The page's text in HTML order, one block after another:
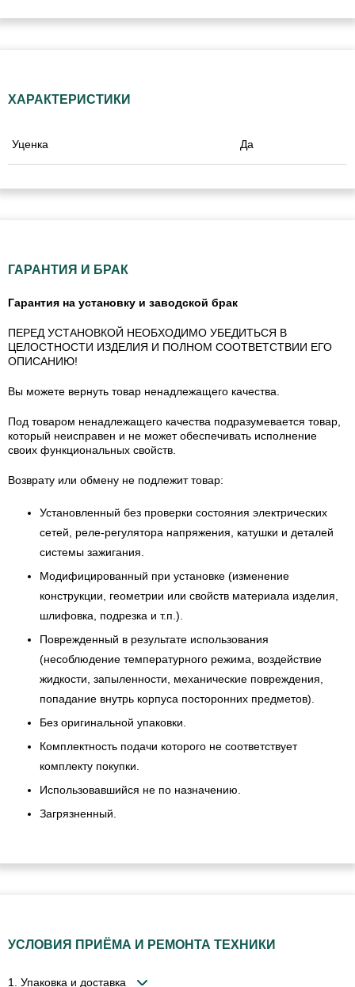
ХАРАКТЕРИСТИКИ
Уценка Да
ГАРАНТИЯ И БРАК
Гарантия на установку и заводской брак
ПЕРЕД УСТАНОВКОЙ НЕОБХОДИМО УБЕДИТЬСЯ В
ЦЕЛОСТНОСТИ ИЗДЕЛИЯ И ПОЛНОМ СООТВЕТСТВИИ ЕГО
ОПИСАНИЮ!
Вы можете вернуть товар ненадлежащего качества.
Под товаром ненадлежащего качества подразумевается товар,
который неисправен и не может обеспечивать исполнение
своих функциональных свойств.
Возврату или обмену не подлежит товар:
Установленный без проверки состояния электрических
сетей, реле-регулятора напряжения, катушки и деталей
системы зажигания.
Модифицированный при установке (изменение
конструкции, геометрии или свойств материала изделия,
шлифовка, подрезка и т.п.).
Поврежденный в результате использования
(несоблюдение температурного режима, воздействие
жидкости, запыленности, механические повреждения,
попадание внутрь корпуса посторонних предметов).
Без оригинальной упаковки.
Комплектность подачи которого не соответствует
комплекту покупки.
Использовавшийся не по назначению.
Загрязненный.
УСЛОВИЯ ПРИЁМА И РЕМОНТА ТЕХНИКИ
1. Упаковка и доставка